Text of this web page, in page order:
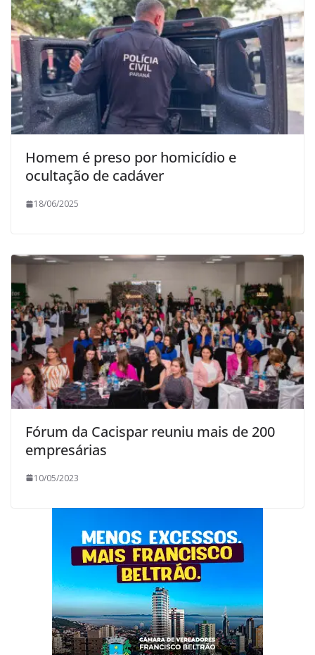
Homem é preso por homicídio e
ocultação de cadáver
18/06/2025
Fórum da Cacispar reuniu mais de 200
empresárias
10/05/2023